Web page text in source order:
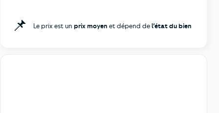
📌 Le prix est un prix moyen et dépend del’état du bien